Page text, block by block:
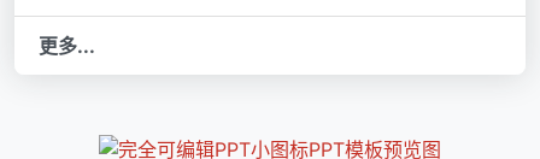
更多...